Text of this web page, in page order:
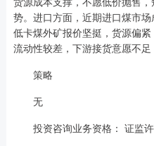
势。进口方面，近期进口煤市
低卡煤外矿报价坚挺，货源偏
流动性较差，下游接货意愿不足
策略
无
投资咨询业务资格： 证监许